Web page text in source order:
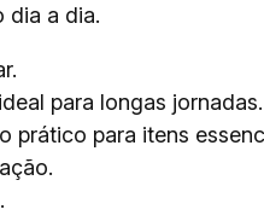
dia a dia.
para longas jornadas.
prático para itens